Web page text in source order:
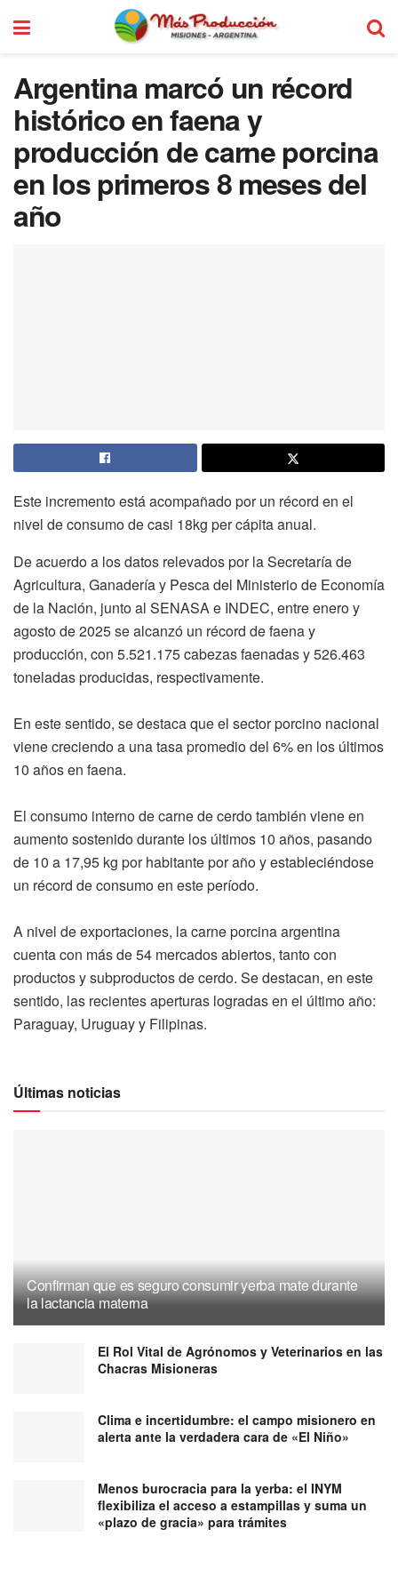
Argentina marcó un récord
histórico en faena y
producción de carne porcina
en los primeros 8 meses del
año
Este incremento está acompañado por un récord en el
nivel de consumo de casi 18kg per cápita anual.
De acuerdo a los datos relevados por la Secretaría de
Agricultura, Ganadería y Pesca del Ministerio de Economía
de la Nación, junto al SENASA e INDEC, entre enero y
agosto de 2025 se alcanzó un récord de faena y
producción, con 5.521.175 cabezas faenadas y 526.463
toneladas producidas, respectivamente.
En este sentido, se destaca que el sector porcino nacional
viene creciendo a una tasa promedio del 6% en los últimos
10 años en faena.
El consumo interno de carne de cerdo también viene en
aumento sostenido durante los últimos 10 años, pasando
de 10 a 17,95 kg por habitante por año y estableciéndose
un récord de consumo en este período.
A nivel de exportaciones, la carne porcina argentina
cuenta con más de 54 mercados abiertos, tanto con
productos y subproductos de cerdo. Se destacan, en este
sentido, las recientes aperturas logradas en el último año:
Paraguay, Uruguay y Filipinas.
Últimas noticias
Confirman que es seguro consumir yerba mate durante
la lactancia materna
El Rol Vital de Agrónomos y Veterinarios en las
Chacras Misioneras
Clima e incertidumbre: el campo misionero en
alerta ante la verdadera cara de «El Niño»
Menos burocracia para la yerba: el INYM
flexibiliza el acceso a estampillas y suma un
«plazo de gracia» para trámites